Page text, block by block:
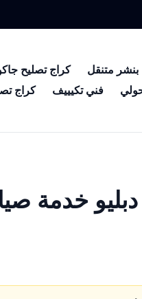
بنشر متنقل كراج تصليح
فني تكيييف كراج
خدمة